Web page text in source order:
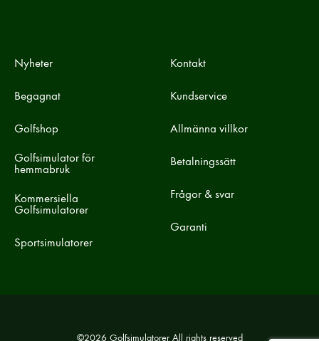
Nyheter
Begagnat
Golfshop
Golfsimulator för
hemmabruk
Kommersiella
Golfsimulatorer
Sportsimulatorer
Kontakt
Kundservice
Allmänna villkor
Betalningssätt
Frågor & svar
Garanti
©2026 Golfsimulatorer All rights reserved